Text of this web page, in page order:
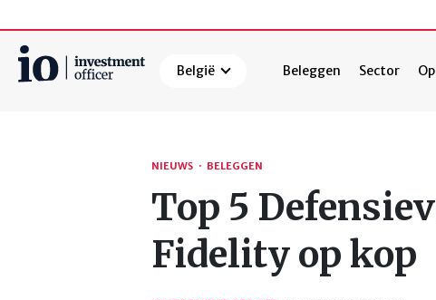
België Beleggen Sector
NIEUWS · BELEGGEN
Top 5
Fidelity op kop